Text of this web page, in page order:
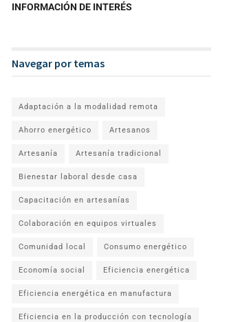
INFORMACIÓN DE INTERÉS
Navegar por temas
Adaptación a la modalidad remota
Ahorro energético Artesanos
Artesanía Artesanía tradicional
Bienestar laboral desde casa
Capacitación en artesanías
Colaboración en equipos virtuales
Comunidad local Consumo energético
Economía social Eficiencia energética
Eficiencia energética en manufactura
Eficiencia en la producción con tecnología